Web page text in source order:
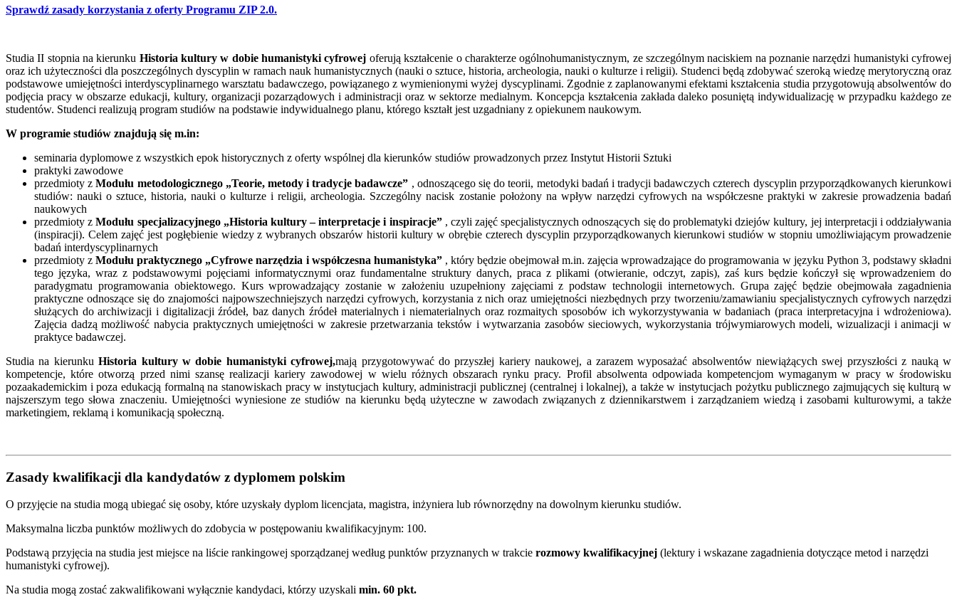
Sprawdź zasady korzystania z oferty Programu ZIP 2.0.
Studia II stopnia na kierunku Historia kultury w dobie humanistyki cyfrowej oferują kształcenie o charakterze ogólnohumanistycznym, ze szczególnym naciskiem na poznanie narzędzi humanistyki cyfrowej
oraz ich użyteczności dla poszczególnych dyscyplin w ramach nauk humanistycznych (nauki o sztuce, historia, archeologia, nauki o kulturze i religii). Studenci będą zdobywać szeroką wiedzę merytoryczną oraz
podstawowe umiejętności interdyscyplinarnego warsztatu badawczego, powiązanego z wymienionymi wyżej dyscyplinami. Zgodnie z zaplanowanymi efektami kształcenia studia przygotowują absolwentów do
podjęcia pracy w obszarze edukacji, kultury, organizacji pozarządowych i administracji oraz w sektorze medialnym. Koncepcja kształcenia zakłada daleko posuniętą indywidualizację w przypadku każdego ze
studentów. Studenci realizują program studiów na podstawie indywidualnego planu, którego kształt jest uzgadniany z opiekunem naukowym.
W programie studiów znajdują się m.in:
seminaria dyplomowe z wszystkich epok historycznych z oferty wspólnej dla kierunków studiów prowadzonych przez Instytut Historii Sztuki
praktyki zawodowe
przedmioty zModułu metodologicznego „Teorie, metody i tradycje badawcze” , odnoszącego się do teorii, metodyki badań i tradycji badawczych czterech dyscyplin przyporządkowanych kierunkowi
studiów: nauki o sztuce, historia, nauki o kulturze i religii, archeologia. Szczególny nacisk zostanie położony na wpływ narzędzi cyfrowych na współczesne praktyki w zakresie prowadzenia badań
naukowych
przedmioty zModułu specjalizacyjnego „Historia kultury – interpretacje i inspiracje” , czyli zajęć specjalistycznych odnoszących się do problematyki dziejów kultury, jej interpretacji i oddziaływania
(inspiracji). Celem zajęć jest pogłębienie wiedzy z wybranych obszarów historii kultury w obrębie czterech dyscyplin przyporządkowanych kierunkowi studiów w stopniu umożliwiającym prowadzenie
badań interdyscyplinarnych
przedmioty zModułu praktycznego „Cyfrowe narzędzia i współczesna humanistyka” , który będzie obejmował m.in. zajęcia wprowadzające do programowania w języku Python 3, podstawy składni
tego języka, wraz z podstawowymi pojęciami informatycznymi oraz fundamentalne struktury danych, praca z plikami (otwieranie, odczyt, zapis), zaś kurs będzie kończył się wprowadzeniem do
paradygmatu programowania obiektowego. Kurs wprowadzający zostanie w założeniu uzupełniony zajęciami z podstaw technologii internetowych. Grupa zajęć będzie obejmowała zagadnienia
praktyczne odnoszące się do znajomości najpowszechniejszych narzędzi cyfrowych, korzystania z nich oraz umiejętności niezbędnych przy tworzeniu/zamawianiu specjalistycznych cyfrowych narzędzi
służących do archiwizacji i digitalizacji źródeł, baz danych źródeł materialnych i niematerialnych oraz rozmaitych sposobów ich wykorzystywania w badaniach (praca interpretacyjna i wdrożeniowa).
Zajęcia dadzą możliwość nabycia praktycznych umiejętności w zakresie przetwarzania tekstów i wytwarzania zasobów sieciowych, wykorzystania trójwymiarowych modeli, wizualizacji i animacji w
praktyce badawczej.
Studia na kierunkuHistoria kultury w dobie humanistyki cyfrowej,mają przygotowywać do przyszłej kariery naukowej, a zarazem wyposażać absolwentów niewiążących swej przyszłości z nauką w
kompetencje, które otworzą przed nimi szansę realizacji kariery zawodowej w wielu różnych obszarach rynku pracy. Profil absolwenta odpowiada kompetencjom wymaganym w pracy w środowisku
pozaakademickim i poza edukacją formalną na stanowiskach pracy w instytucjach kultury, administracji publicznej (centralnej i lokalnej), a także w instytucjach pożytku publicznego zajmujących się kulturą w
najszerszym tego słowa znaczeniu. Umiejętności wyniesione ze studiów na kierunku będą użyteczne w zawodach związanych z dziennikarstwem i zarządzaniem wiedzą i zasobami kulturowymi, a także
marketingiem, reklamą i komunikacją społeczną.
Zasady kwalifikacji dla kandydatów z dyplomem polskim
O przyjęcie na studia mogą ubiegać się osoby, które uzyskały dyplom licencjata, magistra, inżyniera lub równorzędny na dowolnym kierunku studiów.
Maksymalna liczba punktów możliwych do zdobycia w postępowaniu kwalifikacyjnym: 100.
Podstawą przyjęcia na studia jest miejsce na liście rankingowej sporządzanej według punktów przyznanych w trakcie rozmowy kwalifikacyjnej (lektury i wskazane zagadnienia dotyczące metod i narzędzi
humanistyki cyfrowej).
Na studia mogą zostać zakwalifikowani wyłącznie kandydaci, którzy uzyskali min. 60 pkt.